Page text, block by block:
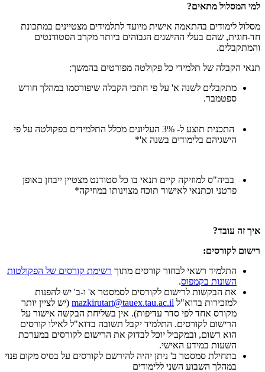
למי המסלול מתאים?
מסלול לימודים בהתאמה אישית מיועד לתלמידים מצטיינים במתכונת
חד-חוגית, שהם בעלי ההישגים הגבוהים ביותר מקרב הסטודנטים
והמתקבלים.
תנאי הקבלה של תלמידי כל פקולטה מפורטים בהמשך:
מתקבלים לשנה א' על פי חתכי הקבלה שיפורסמו במהלך חודש
ספטמבר.
התכנית תוצע ל- 3% העליונים מכלל התלמידים בפקולטה על פי
הישגיהם בלימודים בשנה א'*
בביה"ס למוזיקה קיים תנאי בו כל סטודנט מצטיין ייבחן באופן
פרטני וכתנאי לאישור תוכח מצוינותו במוזיקה*
איך זה עובד?
רישום לקורסים:
התלמיד רשאי לבחור קורסים מתוך רשימת קורסים של הפקולטות
השונות בקמפוס.
את הבקשות לרישום לקורסים לסמסטר א' ו-ב' יש להפנות
למזכירות בדוא"ל mazkirutart@tauex.tau.ac.il (יש לציין יותר
מקורס אחד לפי סדר עדיפות). אין בשליחת הבקשה אישור על
הרישום לקורסים. התלמיד יקבל תשובה בדוא"ל לאילו קורסים
הוא רשום, ובמקביל יוכל לבדוק את הרישום לקורסים במערכת
השעות במידע האישי.
בתחילת סמסטר ב' ניתן יהיה להירשם לקורסים על בסיס מקום פנוי
במהלך השבוע השני ללימודים